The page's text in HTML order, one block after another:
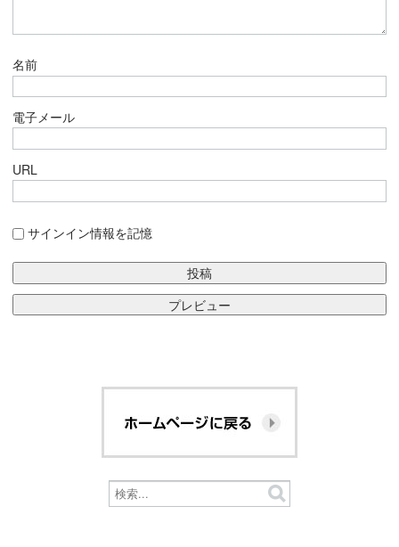
名前
電子メール
URL
サインイン情報を記憶